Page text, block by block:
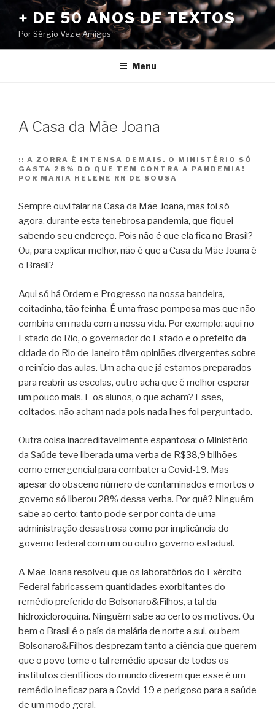
conteúdo
+ DE 50 ANOS DE TEXTOS
Por Sérgio Vaz e Amigos
Menu
A Casa da Mãe Joana
:: A ZORRA É INTENSA DEMAIS. O MINISTÉRIO SÓ
GASTA 28% DO QUE TEM CONTRA A PANDEMIA!
POR MARIA HELENE RR DE SOUSA
Sempre ouvi falar na Casa da Mãe Joana, mas foi só
agora, durante esta tenebrosa pandemia, que fiquei
sabendo seu endereço. Pois não é que ela fica no Brasil?
Ou, para explicar melhor, não é que a Casa da Mãe Joana é
o Brasil?
Aqui só há Ordem e Progresso na nossa bandeira,
coitadinha, tão feinha. É uma frase pomposa mas que não
combina em nada com a nossa vida. Por exemplo: aqui no
Estado do Rio, o governador do Estado e o prefeito da
cidade do Rio de Janeiro têm opiniões divergentes sobre
o reinício das aulas. Um acha que já estamos preparados
para reabrir as escolas, outro acha que é melhor esperar
um pouco mais. E os alunos, o que acham? Esses,
coitados, não acham nada pois nada lhes foi perguntado.
Outra coisa inacreditavelmente espantosa: o Ministério
da Saúde teve liberada uma verba de R$38,9 bilhões
como emergencial para combater a Covid-19. Mas
apesar do obsceno número de contaminados e mortos o
governo só liberou 28% dessa verba. Por quê? Ninguém
sabe ao certo; tanto pode ser por conta de uma
administração desastrosa como por implicância do
governo federal com um ou outro governo estadual.
A Mãe Joana resolveu que os laboratórios do Exército
Federal fabricassem quantidades exorbitantes do
remédio preferido do Bolsonaro&Filhos, a tal da
hidroxicloroquina. Ninguém sabe ao certo os motivos. Ou
bem o Brasil é o país da malária de norte a sul, ou bem
Bolsonaro&Filhos desprezam tanto a ciência que querem
que o povo tome o tal remédio apesar de todos os
institutos científicos do mundo dizerem que esse é um
remédio ineficaz para a Covid-19 e perigoso para a saúde
de um modo geral.